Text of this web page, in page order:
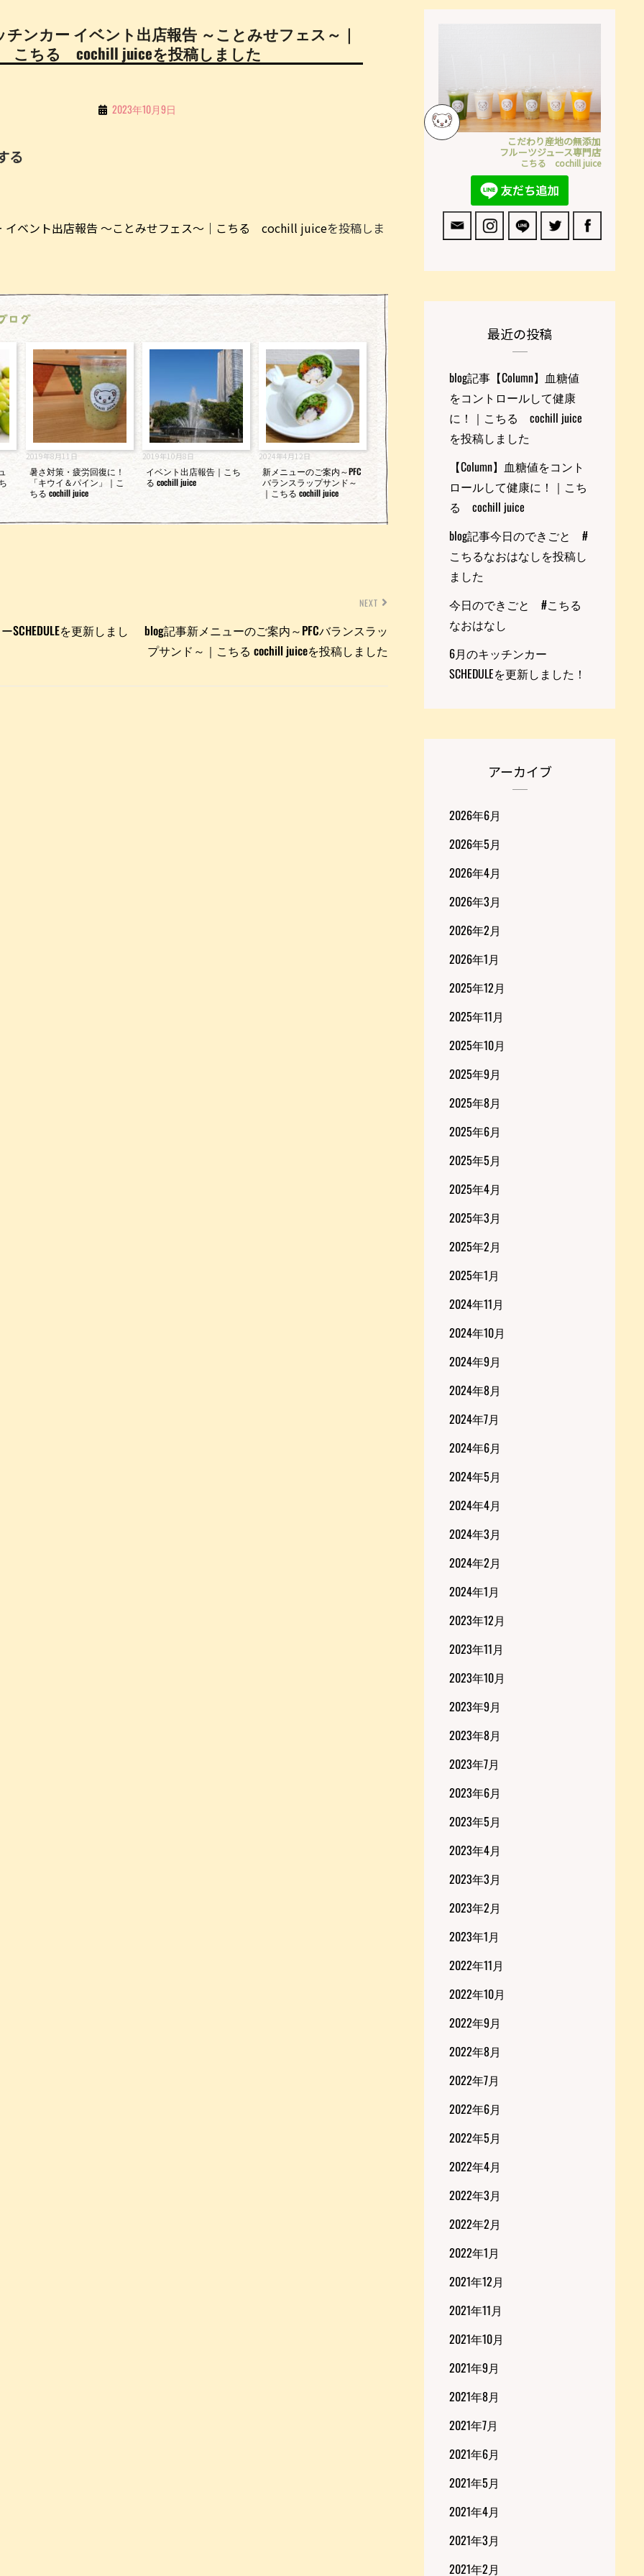
チンカー イベント出店報告 ～ことみせフェス～｜
こちる cochill juiceを投稿しました
By 2023年10月9日
る
イベント出店報告 ～ことみせフェス～｜こちる cochill juiceを投稿しま
ログ
2019年8月11日
暑さ対策・疲労回復に！
「キウイ＆パイン」｜こ
ちる cochill juice
2019年10月8日
イベント出店報告｜こち
る cochill juice
2024年4月12日
新メニューのご案内～PFC
バランスラップサンド～
｜こちる cochill juice
を更新しまし
NEXT
blog記事新メニューのご案内～PFCバランスラッ
プサンド～｜こちる cochill juiceを投稿しました
こだわり産地の無添加
フルーツジュース専門店
こちる cochill juice
最近の投稿
blog記事【Column】血糖値
をコントロールして健康
に！｜こちる cochill juice
を投稿しました
【Column】血糖値をコント
ロールして健康に！｜こち
る cochill juice
blog記事今日のできごと #
こちるなおはなしを投稿し
ました
今日のできごと #こちる
なおはなし
6月のキッチンカー
SCHEDULEを更新しました！
アーカイブ
2026年6月
2026年5月
2026年4月
2026年3月
2026年2月
2026年1月
2025年12月
2025年11月
2025年10月
2025年9月
2025年8月
2025年6月
2025年5月
2025年4月
2025年3月
2025年2月
2025年1月
2024年11月
2024年10月
2024年9月
2024年8月
2024年7月
2024年6月
2024年5月
2024年4月
2024年3月
2024年2月
2024年1月
2023年12月
2023年11月
2023年10月
2023年9月
2023年8月
2023年7月
2023年6月
2023年5月
2023年4月
2023年3月
2023年2月
2023年1月
2022年11月
2022年10月
2022年9月
2022年8月
2022年7月
2022年6月
2022年5月
2022年4月
2022年3月
2022年2月
2022年1月
2021年12月
2021年11月
2021年10月
2021年9月
2021年8月
2021年7月
2021年6月
2021年5月
2021年4月
2021年3月
2021年2月